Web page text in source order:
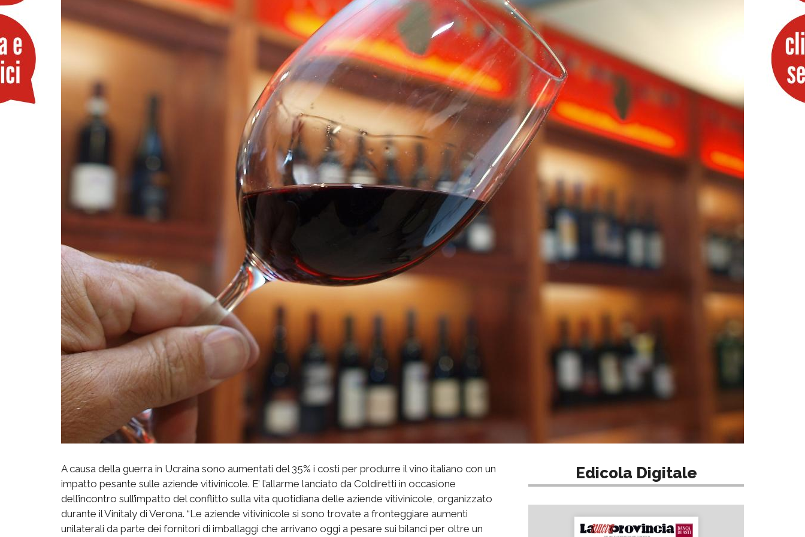
A causa della guerra in Ucraina sono aumentati del 35% i costi per produrre il vino italiano con un
impatto pesante sulle aziende vitivinicole. E’ l’allarme lanciato da Coldiretti in occasione
dell’incontro sull’impatto del conflitto sulla vita quotidiana delle aziende vitivinicole, organizzato
durante il Vinitaly di Verona. “Le aziende vitivinicole si sono trovate a fronteggiare aumenti
unilaterali da parte dei fornitori di imballaggi che arrivano oggi a pesare sui bilanci per oltre un
Edicola Digitale